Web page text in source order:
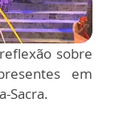
sobre
em
Sacra.